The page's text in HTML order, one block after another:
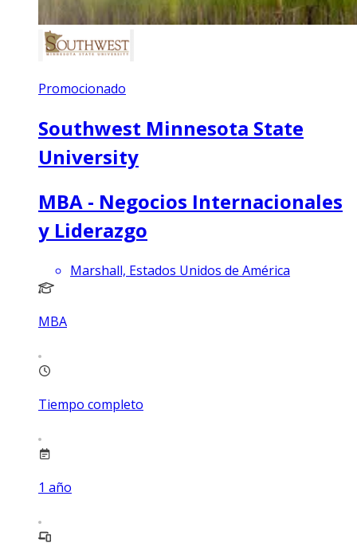
Promocionado
Southwest Minnesota State
University
MBA - Negocios Internacionales
y Liderazgo
Marshall, Estados Unidos de América
MBA
Tiempo completo
1 año